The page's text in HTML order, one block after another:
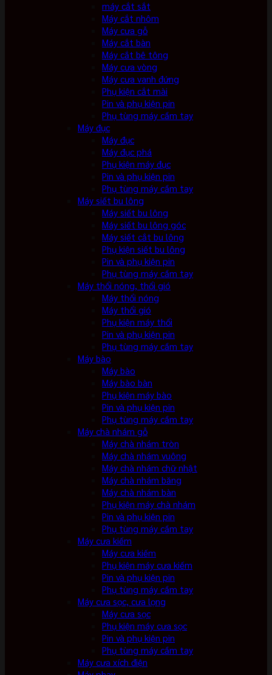
máy cắt sắt
Máy cắt nhôm
Máy cưa gỗ
Máy cắt bàn
Máy cắt bê tông
Máy cưa vòng
Máy cưa vanh đứng
Phụ kiện cắt mài
Pin và phụ kiện pin
Phụ tùng máy cầm tay
Máy đục
Máy đục
Máy đục phá
Phụ kiện máy đục
Pin và phụ kiện pin
Phụ tùng máy cầm tay
Máy siết bu lông
Máy siết bu lông
Máy siết bu lông góc
Máy siết cắt bu lông
Phụ kiện siết bu lông
Pin và phụ kiện pin
Phụ tùng máy cầm tay
Máy thổi nóng, thổi gió
Máy thổi nóng
Máy thổi gió
Phụ kiện máy thổi
Pin và phụ kiện pin
Phụ tùng máy cầm tay
Máy bào
Máy bào
Máy bào bàn
Phụ kiện máy bào
Pin và phụ kiện pin
Phụ tùng máy cầm tay
Máy chà nhám gỗ
Máy chà nhám tròn
Máy chà nhám vuông
Máy chà nhám chữ nhật
Máy chà nhám băng
Máy chà nhám bàn
Phụ kiện máy chà nhám
Pin và phụ kiện pin
Phụ tùng máy cầm tay
Máy cưa kiếm
Máy cưa kiếm
Phụ kiện máy cưa kiếm
Pin và phụ kiện pin
Phụ tùng máy cầm tay
Máy cưa sọc, cưa lọng
Máy cưa sọc
Phụ kiện máy cưa sọc
Pin và phụ kiện pin
Phụ tùng máy cầm tay
Máy cưa xích điện